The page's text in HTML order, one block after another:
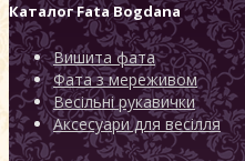
КаталогFata Bogdana
Вишита фата
Фата з мереживом
Весільні рукавички
Аксесуари для весілля